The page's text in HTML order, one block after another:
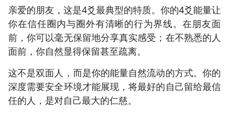
亲爱的朋友，这是4爻最典型的特质。你的4爻能量让
你在信任圈内与圈外有清晰的行为界线。在朋友面
前，你可以毫无保留地分享真实感受；在不熟悉的人
面前，你自然显得保留甚至疏离。
这不是双面人，而是你的能量自然流动的方式。你的
深度需要安全环境才能展现，将最好的自己留给最信
任的人，是对自己最大的仁慈。